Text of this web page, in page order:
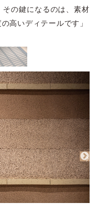
の鍵になるのは、素材
高いディテールです」